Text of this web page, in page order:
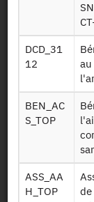
Travail -
soins -
Autres produits :
DCD_31
12
Bénéficiaire décédé
BEN_AC
S_TOP
Bénéficiaire de
ASS_AA
H_TOP
Assuré bénéficiaire